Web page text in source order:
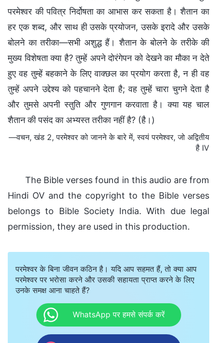
परमेश्वर की पवित्र निर्दोषता का आभास कर सकता है। शैतान का
हर एक शब्द, और साथ ही उसके प्रयोजन, उसके इरादे और उसके
बोलने का तरीका—सभी अशुद्ध हैं। शैतान के बोलने के तरीके की
मुख्य विशेषता क्या है? तुम्हें अपने दोरंगेपन को देखने का मौका न देते
हुए वह तुम्हें बहकाने के लिए वाक्छल का प्रयोग करता है, न ही वह
तुम्हें अपने उद्देश्य को पहचानने देता है; वह तुम्हें चारा चुगने देता है
और तुमसे अपनी स्तुति और गुणगान करवाता है। क्या यह चाल
शैतान की पसंद का अभ्यस्त तरीका नहीं है? (है।)
—वचन, खंड 2, परमेश्वर को जानने के बारे में, स्वयं परमेश्वर, जो अद्वितीय
है IV
The Bible verses found in this audio are from
Hindi OV and the copyright to the Bible verses
belongs to Bible Society India. With due legal
permission, they are used in this production.
परमेश्वर के बिना जीवन कठिन है। यदि आप सहमत हैं, तो क्या आप
परमेश्वर पर भरोसा करने और उसकी सहायता प्राप्त करने के लिए
उनके समक्ष आना चाहते हैं?
WhatsApp पर हमसे संपर्क करें